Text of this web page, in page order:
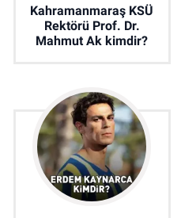
Kahramanmaraş KSÜ
Rektörü Prof. Dr.
Mahmut Ak kimdir?